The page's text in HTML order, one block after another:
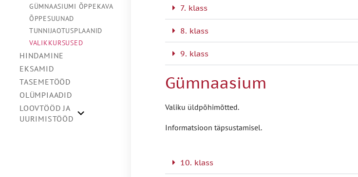
GÜMNAASIUMI ÕPPEKAVA
ÕPPESUUNAD
TUNNIJAOTUSPLAANID
VALIKKURSUSED
HINDAMINE
EKSAMID
TASEMETÖÖD
OLÜMPIAADID
LOOVTÖÖD JA
UURIMISTÖÖD
7. klass
8. klass
9. klass
Gümnaasium
Valiku üldpõhimõtted.
Informatsioon täpsustamisel.
10. klass